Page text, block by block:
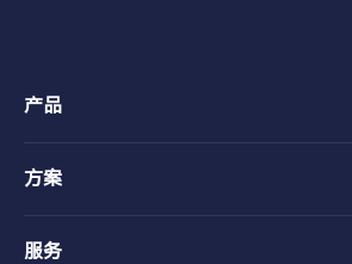
产品
方案
服务